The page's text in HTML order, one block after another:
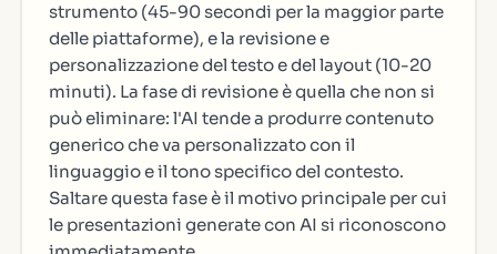
strumento (45-90 secondi per la maggior parte
delle piattaforme), e la revisione e
personalizzazione del testo e del layout (10-20
minuti). La fase di revisione è quella che non si
può eliminare: l'AI tende a produrre contenuto
generico che va personalizzato con il
linguaggio e il tono specifico del contesto.
Saltare questa fase è il motivo principale per cui
le presentazioni generate con AI si riconoscono